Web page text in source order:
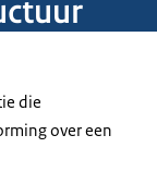
die
over een